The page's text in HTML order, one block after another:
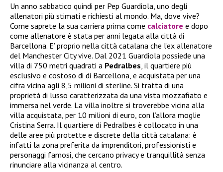
Un anno sabbatico quindi per Pep Guardiola, uno degli
allenatori più stimati e richiesti al mondo. Ma, dove vive?
Come saprete la sua carriera prima come calciatore e dopo
come allenatore è stata per anni legata alla città di
Barcellona. E’ proprio nella città catalana che l’ex allenatore
del Manchester City vive. Dal 2021 Guardiola possiede una
villa di 750 metri quadrati a Pedralbes , il quartiere più
esclusivo e costoso di di Barcellona, e acquistata per una
cifra vicina agli 8,5 milioni di sterline. Si tratta di una
proprietà di lusso caratterizzata da una vista mozzafiato e
immersa nel verde. La villa inoltre si troverebbe vicina alla
villa acquistata, per 10 milioni di euro, con l’allora moglie
Cristina Serra. Il quartiere di Pedralbes è collocato in una
delle aree più protette e discrete della città catalana: è
infatti la zona preferita da imprenditori, professionisti e
personaggi famosi, che cercano privacy e tranquillità senza
rinunciare alla vicinanza al centro.